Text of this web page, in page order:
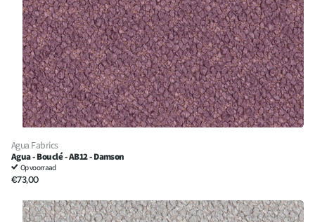
Agua Fabrics
Agua - Bouclé - AB12 - Damson
Op voorraad
€73,00